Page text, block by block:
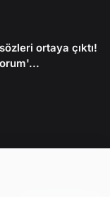
ortaya çıktı!
olmak için